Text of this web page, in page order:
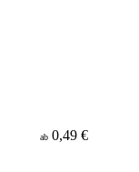
ab 0,49 €